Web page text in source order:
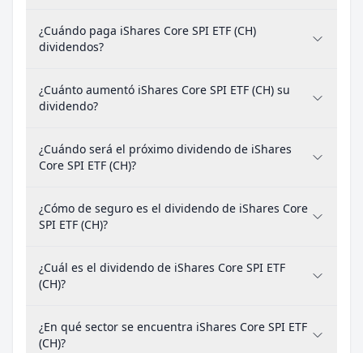
¿Cuándo paga iShares Core SPI ETF (CH)
dividendos?
¿Cuánto aumentó iShares Core SPI ETF (CH) su
dividendo?
¿Cuándo será el próximo dividendo de iShares
Core SPI ETF (CH)?
¿Cómo de seguro es el dividendo de iShares Core
SPI ETF (CH)?
¿Cuál es el dividendo de iShares Core SPI ETF
(CH)?
¿En qué sector se encuentra iShares Core SPI ETF
(CH)?